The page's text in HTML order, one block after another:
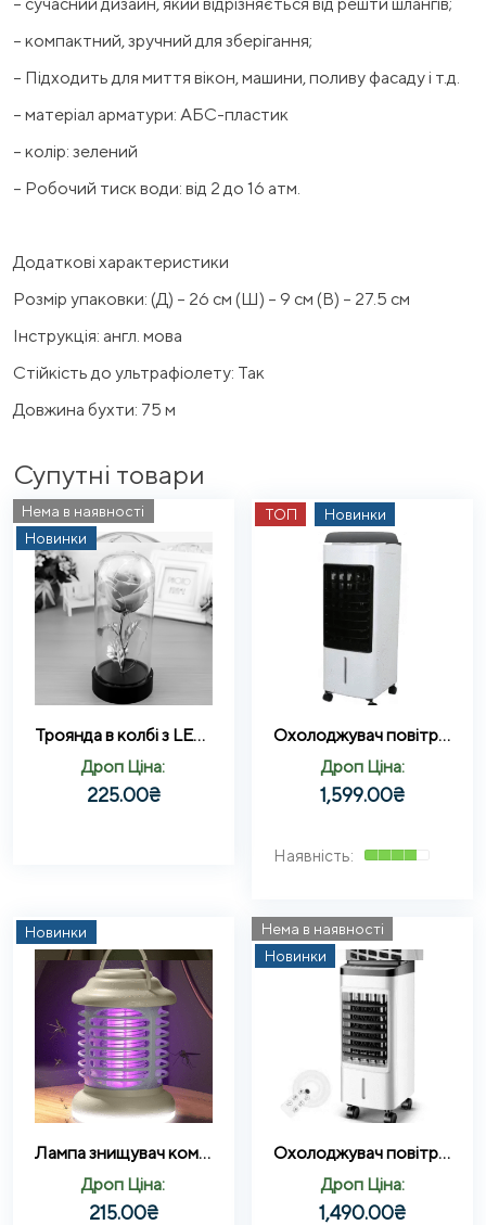
– компактний, зручний для зберігання;
– Підходить для миття вікон, машини, поливу фасаду і т.д.
– матеріал арматури: АБС-пластик
– колір: зелений
– Робочий тиск води: від 2 до 16 атм.
Додаткові характеристики
Розмір упаковки: (Д) – 26 см (Ш) – 9 см (В) – 27.5 см
Інструкція: англ. мова
Стійкість до ультрафіолету: Так
Довжина бухти: 75 м
Супутні товари
Нема в наявності
Новинки
Троянда в колбі з LED підсвічуванням, нічник, вічна троянда Рожева
Дроп Ціна:
225.00₴
ТОП Новинки
Охолоджувач повітря Germatic DH23-01A, (120W, сенсорні кнопки, пульт, екран, колеса, автообіг, ємність 5,5л)
Дроп Ціна:
1,599.00₴
Новинки
Лампа знищувач комах 1200mA mosquito killer AND1251
Дроп Ціна:
215.00₴
Нема в наявності
Новинки
Охолоджувач повітря Germatic SK-001J, (120W, сенсорні кнопки, пульт, екран, колеса, автообіг, ємність – 5,5л)
Дроп Ціна:
1,490.00₴